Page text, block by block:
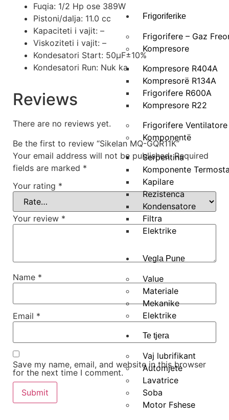
Frigoriferike
Frigorifere – Gaz
Kompresore
Kompresore R404A
Kompresorë R134A
Frigorifere R600A
Kompresore R22
Frigorifere Ventilatore
Komponentë
Serpentina
Komponente
Kapilare
Rezistenca
Kondensatore
Filtra
Elektrike
Vegla Pune
Value
Materiale
Mekanike
Elektrike
Te tjera
Vaj lubrifikant
Automjete
Lavatrice
Soba
Motor Fshese
Fuqia: 1/2 Hp ose 389W
Pistoni/dalja: 11.0 cc
Kapaciteti i vajit: –
Viskoziteti i vajit: –
Kondesatori Start: 50μF±10%
Kondesatori Run: Nuk ka
Reviews
There are no reviews yet.
Be the first to review “Sikelan MQ-GQR11K”
Your email address will not be published. Required
fields are marked *
Your rating *
Your review *
Name *
Email *
Save my name, email, and website in this browser
for the next time I comment.